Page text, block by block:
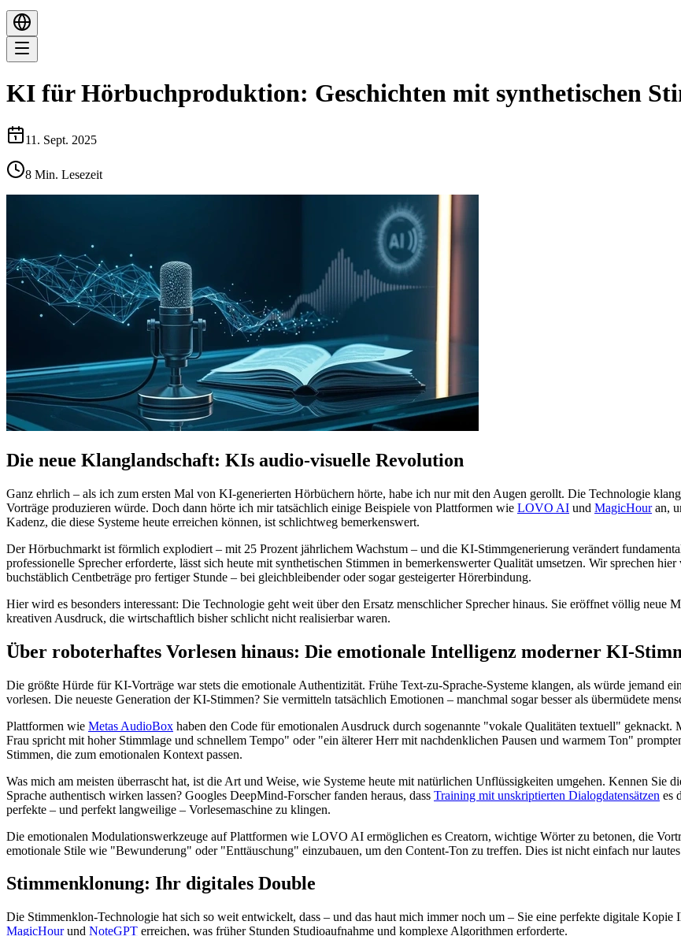
KI für Hörbuchproduktion: Geschichten mit synthetischen
11. Sept. 2025
8 Min. Lesezeit
Die neue Klanglandschaft: KIs audio-visuelle Revolution
Ganz ehrlich – als ich zum ersten Mal von KI-generierten Hörbüchern hörte, habe ich nur mit den Augen gerollt. Die Technologie
Vorträge produzieren würde. Doch dann hörte ich mir tatsächlich einige Beispiele von Plattformen wie LOVO AI und MagicHouran,
Kadenz, die diese Systeme heute erreichen können, ist schlichtweg bemerkenswert.
Der Hörbuchmarkt ist förmlich explodiert – mit 25 Prozent jährlichem Wachstum – und die KI-Stimmgenerierung verändert
professionelle Sprecher erforderte, lässt sich heute mit synthetischen Stimmen in bemerkenswerter Qualität umsetzen. Wir sprechen
buchstäblich Centbeträge pro fertiger Stunde – bei gleichbleibender oder sogar gesteigerter Hörerbindung.
Hier wird es besonders interessant: Die Technologie geht weit über den Ersatz menschlicher Sprecher hinaus. Sie eröffnet völlig
kreativen Ausdruck, die wirtschaftlich bisher schlicht nicht realisierbar waren.
Über roboterhaftes Vorlesen hinaus: Die emotionale Intelligenz moderner KI-
Die größte Hürde für KI-Vorträge war stets die emotionale Authentizität. Frühe Text-zu-Sprache-Systeme klangen, als würde jemand
vorlesen. Die neueste Generation der KI-Stimmen? Sie vermitteln tatsächlich Emotionen – manchmal sogar besser als übermüdete
Plattformen wie Metas AudioBox haben den Code für emotionalen Ausdruck durch sogenannte "vokale Qualitäten textuell"
Frau spricht mit hoher Stimmlage und schnellem Tempo" oder "ein älterer Herr mit nachdenklichen Pausen und warmem Ton"
Stimmen, die zum emotionalen Kontext passen.
Was mich am meisten überrascht hat, ist die Art und Weise, wie Systeme heute mit natürlichen Unflüssigkeiten umgehen. Kennen Sie
Sprache authentisch wirken lassen? Googles DeepMind-Forscher fanden heraus, dass Training mit unskriptierten Dialogdatensätzen es
perfekte – und perfekt langweilige – Vorlesemaschine zu klingen.
Die emotionalen Modulationswerkzeuge auf Plattformen wie LOVO AI ermöglichen es Creatorn, wichtige Wörter zu betonen, die
emotionale Stile wie "Bewunderung" oder "Enttäuschung" einzubauen, um den Content-Ton zu treffen. Dies ist nicht einfach nur
Stimmenklonung: Ihr digitales Double
Die Stimmenklon-Technologie hat sich so weit entwickelt, dass – und das haut mich immer noch um – Sie eine perfekte digitale
MagicHourund NoteGPT erreichen, was früher Stunden Studioaufnahme und komplexe Algorithmen erforderte.